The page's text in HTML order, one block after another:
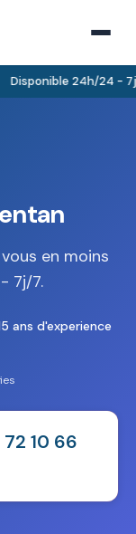
Disponible 24h/24 - 7j/
en moins
7j/7.
ans d'experience
10 66